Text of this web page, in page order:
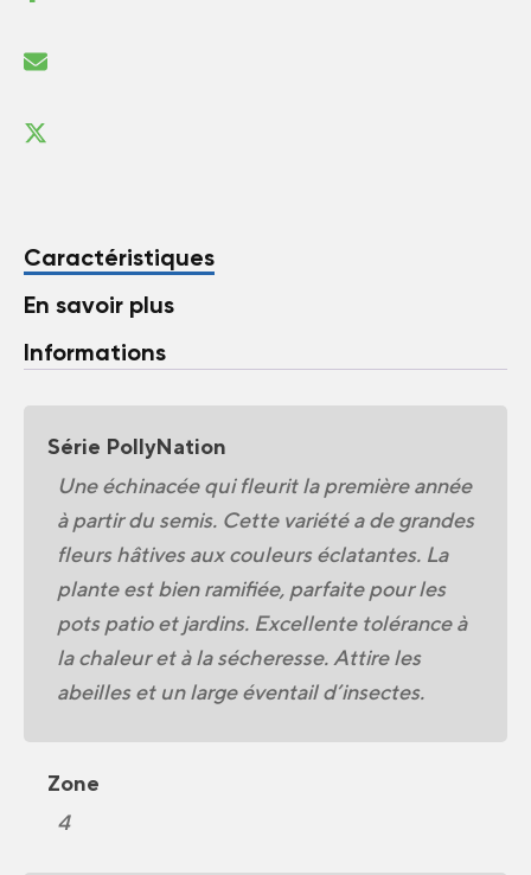
Caractéristiques
En savoir plus
Informations
Série PollyNation
Une échinacée qui fleurit la première année
à partir du semis. Cette variété a de grandes
fleurs hâtives aux couleurs éclatantes. La
plante est bien ramifiée, parfaite pour les
pots patio et jardins. Excellente tolérance à
la chaleur et à la sécheresse. Attire les
abeilles et un large éventail d’insectes.
Zone
4